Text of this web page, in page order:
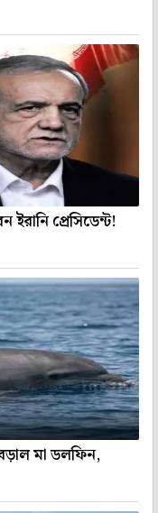
প্রেসিডেন্ট!
মা ডলফিন,